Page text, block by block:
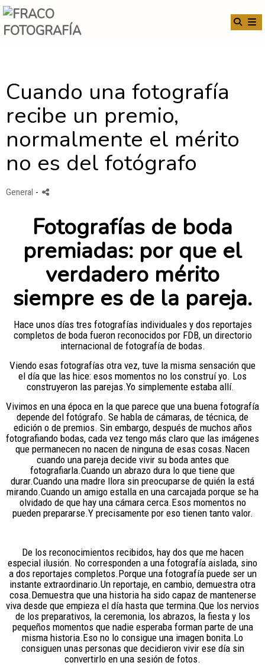
Cuando una fotografía
recibe un premio,
normalmente el mérito
no es del fotógrafo
General -
Fotografías de boda
premiadas: por que el
verdadero mérito
siempre es de la pareja.
Hace unos días tres fotografías individuales y dos reportajes
completos de boda fueron reconocidos por FDB, un directorio
internacional de fotografía de bodas.
Viendo esas fotografías otra vez, tuve la misma sensación que
el día que las hice: esos momentos no los construí yo. Los
construyeron las parejas.Yo simplemente estaba allí.
Vivimos en una época en la que parece que una buena fotografía
depende del fotógrafo. Se habla de cámaras, de técnica, de
edición o de premios. Sin embargo, después de muchos años
fotografiando bodas, cada vez tengo más claro que las imágenes
que permanecen no nacen de ninguna de esas cosas.Nacen
cuando una pareja decide vivir su boda antes que
fotografiarla.Cuando un abrazo dura lo que tiene que
durar.Cuando una madre llora sin preocuparse de quién la está
mirando.Cuando un amigo estalla en una carcajada porque se ha
olvidado de que hay una cámara cerca.Esos momentos no
pueden prepararse.Y precisamente por eso tienen tanto valor.
De los reconocimientos recibidos, hay dos que me hacen
especial ilusión. No corresponden a una fotografía aislada, sino
a dos reportajes completos.Porque una fotografía puede ser un
instante extraordinario.Un reportaje, en cambio, demuestra otra
cosa.Demuestra que una historia ha sido capaz de mantenerse
viva desde que empieza el día hasta que termina.Que los nervios
de los preparativos, la ceremonia, los abrazos, la fiesta y los
pequeños momentos que nadie esperaba forman parte de una
misma historia.Eso no lo consigue una imagen bonita.Lo
consiguen unas personas que decidieron vivir ese día sin
convertirlo en una sesión de fotos.